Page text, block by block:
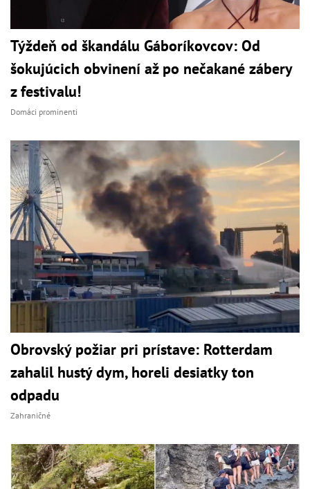
Týždeň od škandálu Gáboríkovcov: Od
šokujúcich obvinení až po nečakané zábery
z festivalu!
Domáci prominenti
Obrovský požiar pri prístave: Rotterdam
zahalil hustý dym, horeli desiatky ton
odpadu
Zahraničné